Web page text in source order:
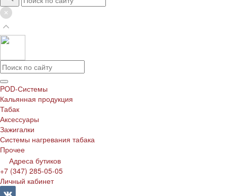
POD-Системы
Кальянная продукция
Табак
Аксессуары
Зажигалки
Системы нагревания табака
Прочее
Адреса бутиков
+7 (347) 285-05-05
Личный кабинет